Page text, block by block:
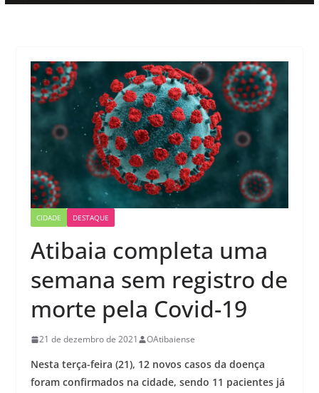
CIDADE DESTAQUE
Atibaia completa uma
semana sem registro de
morte pela Covid-19
21 de dezembro de 2021 OAtibaiense
Nesta terça-feira (21), 12 novos casos da doença
foram confirmados na cidade, sendo 11 pacientes já